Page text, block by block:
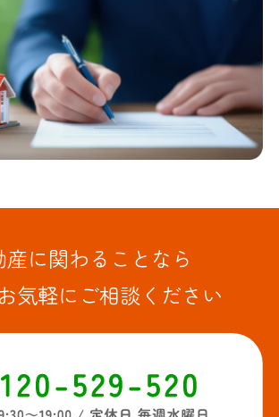
産に関わることなら
気軽にご相談ください